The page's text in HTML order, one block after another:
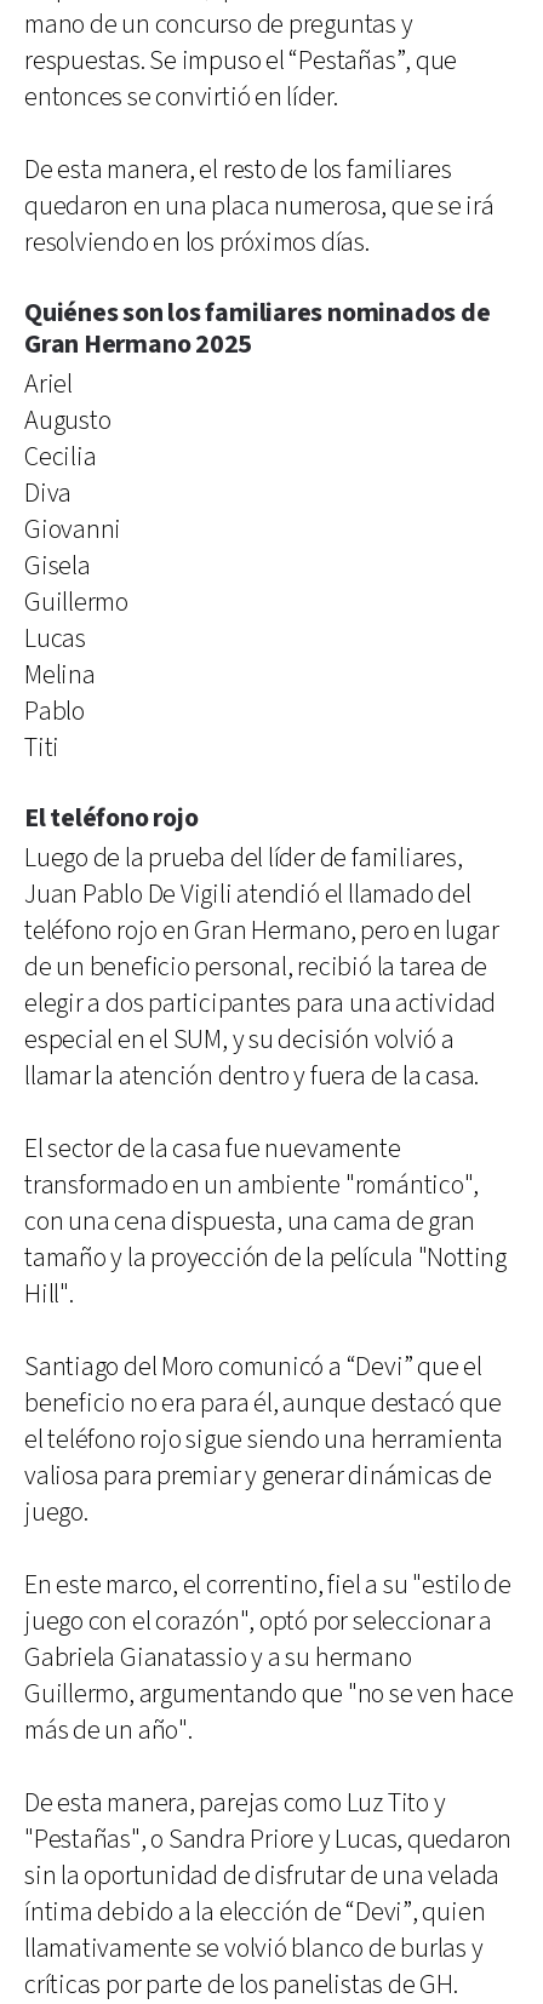
mano de un concurso de preguntas y
respuestas. Se impuso el “Pestañas”, que
entonces se convirtió en líder.
De esta manera, el resto de los familiares
quedaron en una placa numerosa, que se irá
resolviendo en los próximos días.
Quiénes son los familiares nominados de
Gran Hermano 2025
Ariel
Augusto
Cecilia
Diva
Giovanni
Gisela
Guillermo
Lucas
Melina
Pablo
Titi
El teléfono rojo
Luego de la prueba del líder de familiares,
Juan Pablo De Vigili atendió el llamado del
teléfono rojo en Gran Hermano, pero en lugar
de un beneficio personal, recibió la tarea de
elegir a dos participantes para una actividad
especial en el SUM, y su decisión volvió a
llamar la atención dentro y fuera de la casa.
El sector de la casa fue nuevamente
transformado en un ambiente "romántico",
con una cena dispuesta, una cama de gran
tamaño y la proyección de la película "Notting
Hill".
Santiago del Moro comunicó a “Devi” que el
beneficio no era para él, aunque destacó que
el teléfono rojo sigue siendo una herramienta
valiosa para premiar y generar dinámicas de
juego.
En este marco, el correntino, fiel a su "estilo de
juego con el corazón", optó por seleccionar a
Gabriela Gianatassio y a su hermano
Guillermo, argumentando que "no se ven hace
más de un año".
De esta manera, parejas como Luz Tito y
"Pestañas", o Sandra Priore y Lucas, quedaron
sin la oportunidad de disfrutar de una velada
íntima debido a la elección de “Devi”, quien
llamativamente se volvió blanco de burlas y
críticas por parte de los panelistas de GH.